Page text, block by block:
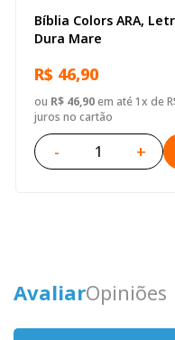
Bíblia Colors ARA,
Dura Mare
R$ 46,90
ou R$ 46,90em até 1x de
juros no cartão
- +
AvaliarOpiniões